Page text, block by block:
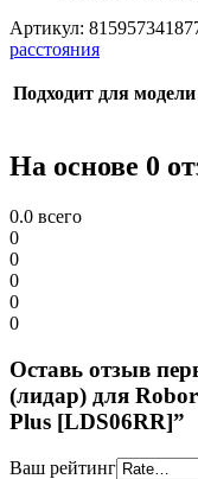
Артикул:
расстояния
Подходит для модели
На основе 0
0.0 всего
0
0
0
0
0
Оставь отзыв
(лидар) для
Plus [LDS06RR]”
Ваш рейтинг